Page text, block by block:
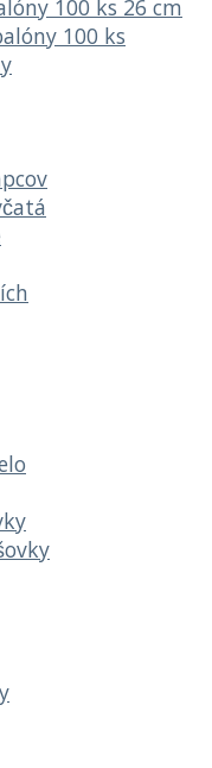
100 ks 26 cm
100 ks